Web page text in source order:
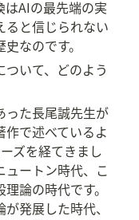
AIの最先端の実
ると信じられない
なのです。
いて、どのよう
った長尾誠先生が
作で述べているよ
ズを経てきまし
ュートン時代、こ
論の時代です。
発展した時代、